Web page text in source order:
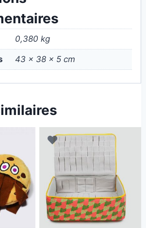
0,380 kg
43 × 38 × 5 cm